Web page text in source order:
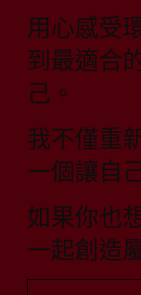
用心感受
到最適合
己。
我不僅重
一個讓自
如果你也
一起創造